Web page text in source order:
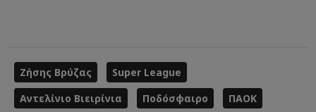
Ζήσης Βρύζας
Super League
Αντελίνιο Βιειρίνια
Ποδόσφαιρο ΠΑΟΚ